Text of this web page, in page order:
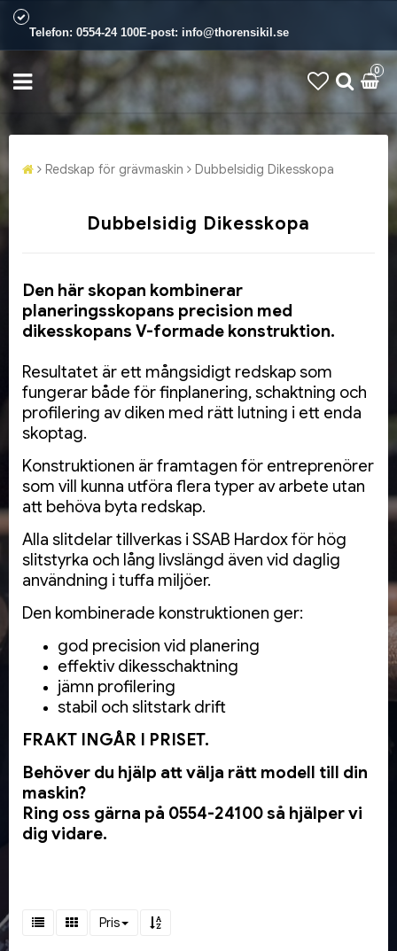
Telefon: 0554-24 100E-post: info@thorensikil.se
0
Redskap för grävmaskin Dubbelsidig Dikesskopa
Dubbelsidig Dikesskopa
Den här skopan kombinerar
planeringsskopans precision med
dikesskopans V-formade konstruktion.
Resultatet är ett mångsidigt redskap som
fungerar både för finplanering, schaktning och
profilering av diken med rätt lutning i ett enda
skoptag.
Konstruktionen är framtagen för entreprenörer
som vill kunna utföra flera typer av arbete utan
att behöva byta redskap.
Alla slitdelar tillverkas i SSAB Hardox för hög
slitstyrka och lång livslängd även vid daglig
användning i tuffa miljöer.
Den kombinerade konstruktionen ger:
god precision vid planering
effektiv dikesschaktning
jämn profilering
stabil och slitstark drift
FRAKT INGÅR I PRISET.
Behöver du hjälp att välja rätt modell till din
maskin?
Ring oss gärna på 0554-24100 så hjälper vi
dig vidare.
Pris